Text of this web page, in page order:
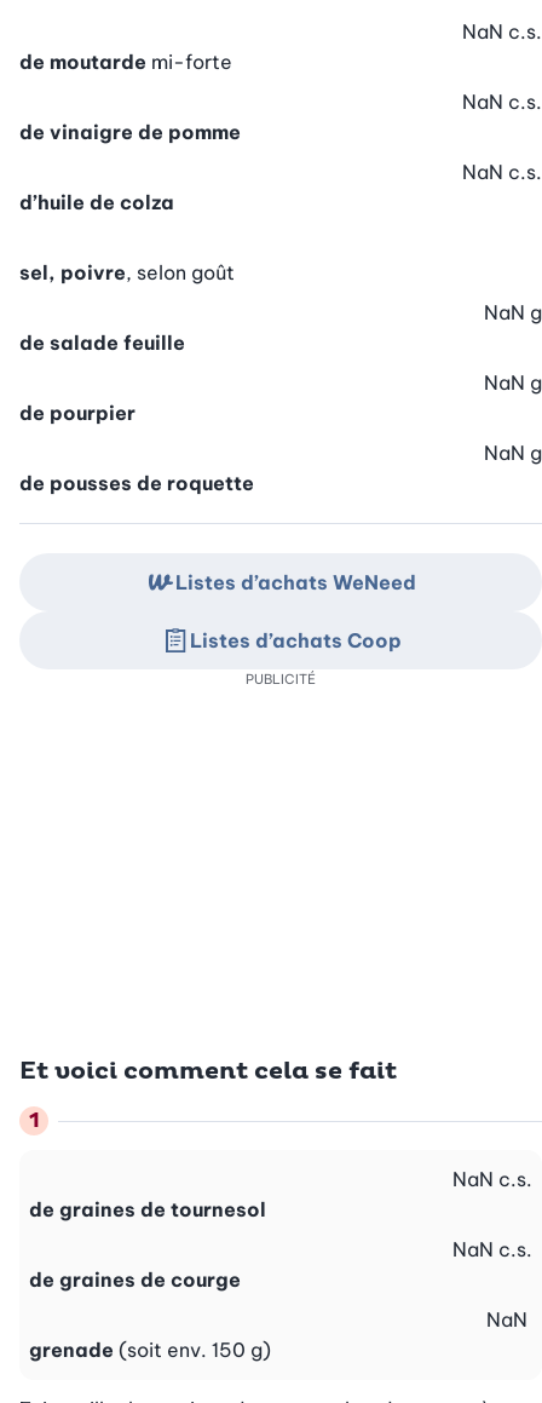
de moutarde mi-forte
NaN c.s.
de vinaigre de pomme
NaN c.s.
d’huile de colza
NaN c.s.
sel, poivre, selon goût
de salade feuille
NaN g
de pourpier
NaN g
de pousses de roquette
NaN g
Et voici comment cela se fait
de graines de tournesol
NaN c.s.
de graines de courge
NaN c.s.
grenade (soit env. 150 g)
NaN
Listes d’achats WeNeed
Listes d’achats Coop
PUBLICITÉ